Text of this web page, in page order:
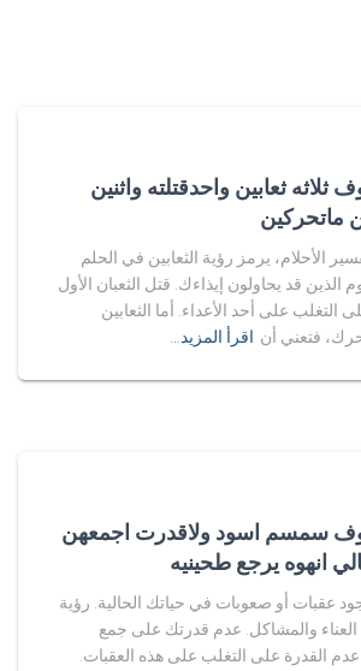
ثعابين واحدقتلته واثنين
ماتحركين
الأحلام، يرمز رؤية الثعابين في الحلم
الذين قد يحاولون إيذاءك. قتل الثعبان الأول
التغلب على أحد الأعداء. أما الثعابين
فتعني أن اقرأ المزيد…
سمسم اسود ولاقدرت اجمعهن
انهوه يرجع طحينيه
عقبات أو صعوبات في حياتك الحالية. رؤية
والمشاكل. عدم قدرتك على جمع
القدرة على التغلب على هذه العقبات.